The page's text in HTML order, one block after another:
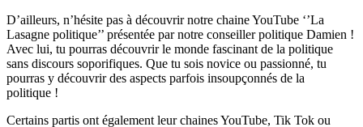
D’ailleurs, n’hésite pas à découvrir notre chaine YouTube ‘’La
Lasagne politique’’ présentée par notre conseiller politique Damien !
Avec lui, tu pourras découvrir le monde fascinant de la politique
sans discours soporifiques. Que tu sois novice ou passionné, tu
pourras y découvrir des aspects parfois insoupçonnés de la
politique !
Certains partis ont également leur chaines YouTube, Tik Tok ou